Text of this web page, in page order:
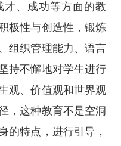
、成功等方面的教
极性与创造性，锻炼
组织管理能力、语言
持不懈地对学生进行
观、价值观和世界观
，这种教育不是空洞
的特点，进行引导，